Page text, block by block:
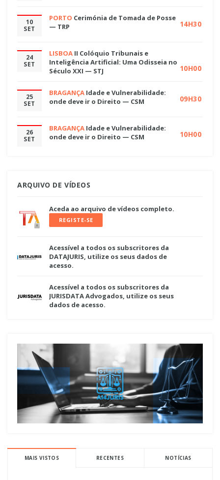
10
SET
PORTO Cerimónia de Tomada de Posse
— TRP
14H30
24
SET
LISBOA II Colóquio Tribunais e
Inteligência Artificial: Uma Odisseia no
Século XXI — STJ
10H00
25
SET
BRAGANÇA Idade e Vulnerabilidade:
onde deve ir o Direito — CSM
09H30
26
SET
BRAGANÇA Idade e Vulnerabilidade:
onde deve ir o Direito — CSM
10H00
ARQUIVO DE VÍDEOS
Aceda ao arquivo de vídeos completo.
REGISTE-SE
Acessível a todos os subscritores da
DATAJURIS, utilize os seus dados de
acesso.
Acessível a todos os subscritores da
JURISDATA Advogados, utilize os seus
dados de acesso.
MAIS VISTOS RECENTES NOTÍCIAS